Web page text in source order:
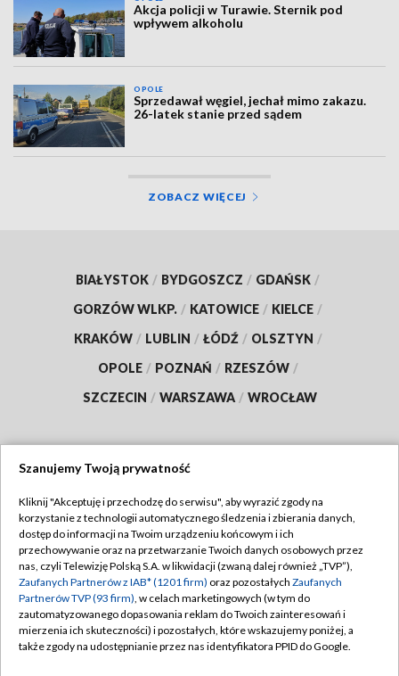
Akcja policji w Turawie. Sternik pod
wpływem alkoholu
OPOLE
Sprzedawał węgiel, jechał mimo zakazu.
26-latek stanie przed sądem
ZOBACZ WIĘCEJ
BIAŁYSTOK / BYDGOSZCZ / GDAŃSK /
GORZÓW WLKP. / KATOWICE / KIELCE /
KRAKÓW / LUBLIN / ŁÓDŹ / OLSZTYN /
OPOLE / POZNAŃ / RZESZÓW /
SZCZECIN / WARSZAWA / WROCŁAW
TVP
Abonament TVP
Emisja w TVP
Centrum informacji TVP
Naziemna Telewizja Cyfrowa
Regulamin TVP
Polityka prywatności
Moje zgody
Pomoc
Szanujemy Twoją prywatność
Kliknij "Akceptuję i przechodzę do serwisu", aby wyrazić zgody na
korzystanie z technologii automatycznego śledzenia i zbierania danych,
dostęp do informacji na Twoim urządzeniu końcowym i ich
przechowywanie oraz na przetwarzanie Twoich danych osobowych przez
nas, czyli Telewizję Polską S.A. w likwidacji (zwaną dalej również „TVP”),
Zaufanych Partnerów z IAB* (1201 firm) oraz pozostałych Zaufanych
Partnerów TVP (93 firm), w celach marketingowych (w tym do
zautomatyzowanego dopasowania reklam do Twoich zainteresowań i
mierzenia ich skuteczności) i pozostałych, które wskazujemy poniżej, a
także zgody na udostępnianie przez nas identyfikatora PPID do Google.